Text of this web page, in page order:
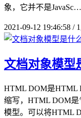
象，它并不是
2021-09-12 19:46:58 /
文档对象模型
HTML DOM是HTML
缩写，HTML DOM
模型。可以将HTML